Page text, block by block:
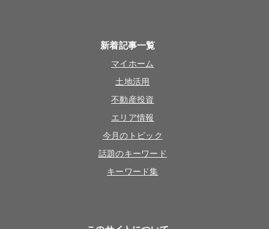
新着記事一覧
マイホーム
土地活用
不動産投資
エリア情報
今月のトピック
話題のキーワード
キーワード集